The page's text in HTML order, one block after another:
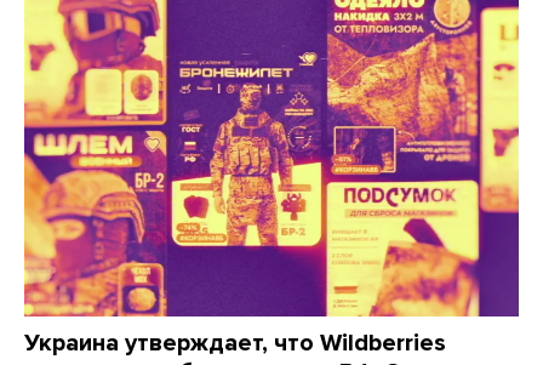
Украина утверждает, что Wildberries